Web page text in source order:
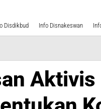
Disdikbud Info Disnakeswan